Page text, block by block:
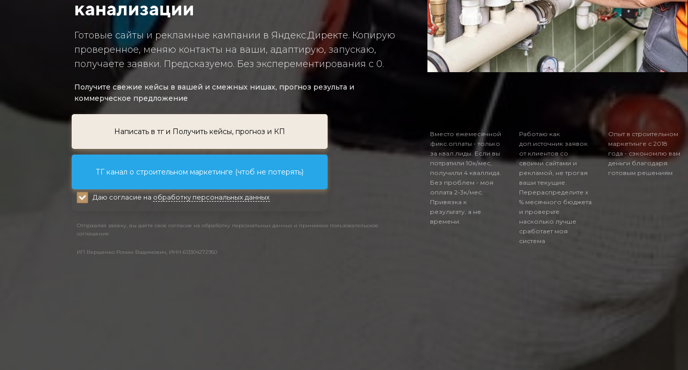
канализации
Готовые сайты и рекламные кампании в Яндекс.Директе. Копирую
проверенное, меняю контакты на ваши, адаптирую, запускаю,
получаете заявки. Предсказуемо. Без эксперементирования с 0.
Получите свежие кейсы в вашей и смежных нишах, прогноз результа и
коммерческое предложение
Написать в тг и Получить кейсы, прогноз и КП
ТГ канал о строительном маркетинге (чтоб не потерять)
Даю согласие на обработку персональных данных
Отправляя заявку, вы даёте своё согласие на обработку персональных данных и принимаю пользовательское
соглашение
ИП Вершенко Роман Вадимович, ИНН 613304272950
Вместо ежемесячной
фикс.оплаты - только
за квал.лиды. Если вы
потратили 10к/мес,
получили 4 кваллида.
Без проблем - моя
оплата 2-3к/мес.
Привязка к
результату, а не
времени.
Работаю как
доп.источник заявок
от клиентов со
своими сайтами и
рекламой, не трогая
ваши текущие.
Перераспределите х
% месячного бюджета
и проверьте
насколько лучше
сработает моя
система
Опыт в строительном
маркетинге с 2018
года - сэкономлю вам
деньги благодаря
готовым решениям